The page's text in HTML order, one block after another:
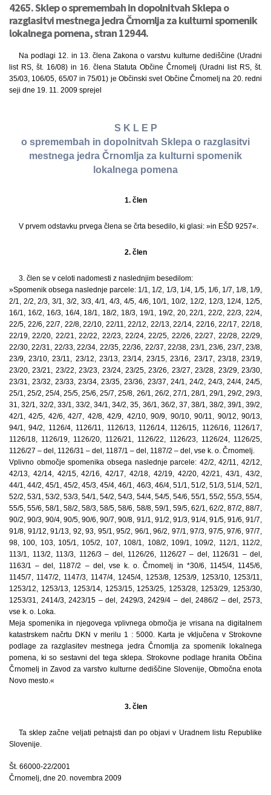
4265. Sklep o spremembah in dopolnitvah Sklepa o
razglasitvi mestnega jedra Črnomlja za kulturni spomenik
lokalnega pomena, stran 12944.
Na podlagi 12. in 13. člena Zakona o varstvu kulturne dediščine (Uradni
list RS, št. 16/08) in 16. člena Statuta Občine Črnomelj (Uradni list RS, št.
35/03, 106/05, 65/07 in 75/01) je Občinski svet Občine Črnomelj na 20. redni
seji dne 19. 11. 2009 sprejel
S K L E P
o spremembah in dopolnitvah Sklepa o razglasitvi
mestnega jedra Črnomlja za kulturni spomenik
lokalnega pomena
1. člen
V prvem odstavku prvega člena se črta besedilo, ki glasi: »in EŠD 9257«.
2. člen
3. člen se v celoti nadomesti z naslednjim besedilom:
»Spomenik obsega naslednje parcele: 1/1, 1/2, 1/3, 1/4, 1/5, 1/6, 1/7, 1/8, 1/9,
2/1, 2/2, 2/3, 3/1, 3/2, 3/3, 4/1, 4/3, 4/5, 4/6, 10/1, 10/2, 12/2, 12/3, 12/4, 12/5,
16/1, 16/2, 16/3, 16/4, 18/1, 18/2, 18/3, 19/1, 19/2, 20, 22/1, 22/2, 22/3, 22/4,
22/5, 22/6, 22/7, 22/8, 22/10, 22/11, 22/12, 22/13, 22/14, 22/16, 22/17, 22/18,
22/19, 22/20, 22/21, 22/22, 22/23, 22/24, 22/25, 22/26, 22/27, 22/28, 22/29,
22/30, 22/31, 22/33, 22/34, 22/35, 22/36, 22/37, 22/38, 23/1, 23/6, 23/7, 23/8,
23/9, 23/10, 23/11, 23/12, 23/13, 23/14, 23/15, 23/16, 23/17, 23/18, 23/19,
23/20, 23/21, 23/22, 23/23, 23/24, 23/25, 23/26, 23/27, 23/28, 23/29, 23/30,
23/31, 23/32, 23/33, 23/34, 23/35, 23/36, 23/37, 24/1, 24/2, 24/3, 24/4, 24/5,
25/1, 25/2, 25/4, 25/5, 25/6, 25/7, 25/8, 26/1, 26/2, 27/1, 28/1, 29/1, 29/2, 29/3,
31, 32/1, 32/2, 33/1, 33/2, 34/1, 34/2, 35, 36/1, 36/2, 37, 38/1, 38/2, 39/1, 39/2,
42/1, 42/5, 42/6, 42/7, 42/8, 42/9, 42/10, 90/9, 90/10, 90/11, 90/12, 90/13,
94/1, 94/2, 1126/4, 1126/11, 1126/13, 1126/14, 1126/15, 1126/16, 1126/17,
1126/18, 1126/19, 1126/20, 1126/21, 1126/22, 1126/23, 1126/24, 1126/25,
1126/27 – del, 1126/31 – del, 1187/1 – del, 1187/2 – del, vse k. o. Črnomelj.
Vplivno območje spomenika obsega naslednje parcele: 42/2, 42/11, 42/12,
42/13, 42/14, 42/15, 42/16, 42/17, 42/18, 42/19, 42/20, 42/21, 43/1, 43/2,
44/1, 44/2, 45/1, 45/2, 45/3, 45/4, 46/1, 46/3, 46/4, 51/1, 51/2, 51/3, 51/4, 52/1,
52/2, 53/1, 53/2, 53/3, 54/1, 54/2, 54/3, 54/4, 54/5, 54/6, 55/1, 55/2, 55/3, 55/4,
55/5, 55/6, 58/1, 58/2, 58/3, 58/5, 58/6, 58/8, 59/1, 59/5, 62/1, 62/2, 87/2, 88/7,
90/2, 90/3, 90/4, 90/5, 90/6, 90/7, 90/8, 91/1, 91/2, 91/3, 91/4, 91/5, 91/6, 91/7,
91/8, 91/12, 91/13, 92, 93, 95/1, 95/2, 96/1, 96/2, 97/1, 97/3, 97/5, 97/6, 97/7,
98, 100, 103, 105/1, 105/2, 107, 108/1, 108/2, 109/1, 109/2, 112/1, 112/2,
113/1, 113/2, 113/3, 1126/3 – del, 1126/26, 1126/27 – del, 1126/31 – del,
1163/1 – del, 1187/2 – del, vse k. o. Črnomelj in *30/6, 1145/4, 1145/6,
1145/7, 1147/2, 1147/3, 1147/4, 1245/4, 1253/8, 1253/9, 1253/10, 1253/11,
1253/12, 1253/13, 1253/14, 1253/15, 1253/25, 1253/28, 1253/29, 1253/30,
1253/31, 2414/3, 2423/15 – del, 2429/3, 2429/4 – del, 2486/2 – del, 2573,
vse k. o. Loka.
Meja spomenika in njegovega vplivnega območja je vrisana na digitalnem
katastrskem načrtu DKN v merilu 1 : 5000. Karta je vključena v Strokovne
podlage za razglasitev mestnega jedra Črnomlja za spomenik lokalnega
pomena, ki so sestavni del tega sklepa. Strokovne podlage hranita Občina
Črnomelj in Zavod za varstvo kulturne dediščine Slovenije, Območna enota
Novo mesto.«
3. člen
Ta sklep začne veljati petnajsti dan po objavi v Uradnem listu Republike
Slovenije.
Št. 66000-22/2001
Črnomelj, dne 20. novembra 2009